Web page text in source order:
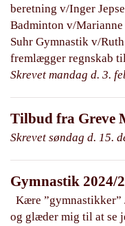
beretning v/Inger
Badminton v/
Suhr Gymnastik v/
fremlægger regnskab
Skrevet mandag d. 3.
Tilbud fra Greve
Skrevet søndag d. 15.
Gymnastik 2024/
Kære ”gymnastikker”
og glæder mig til at se